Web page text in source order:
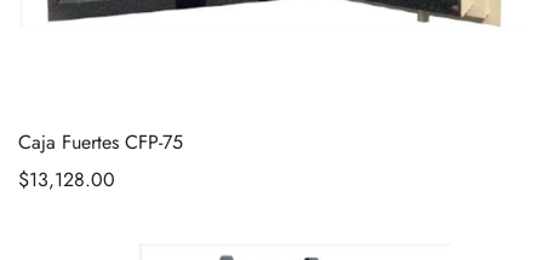
Caja Fuertes CFP-75
$13,128.00